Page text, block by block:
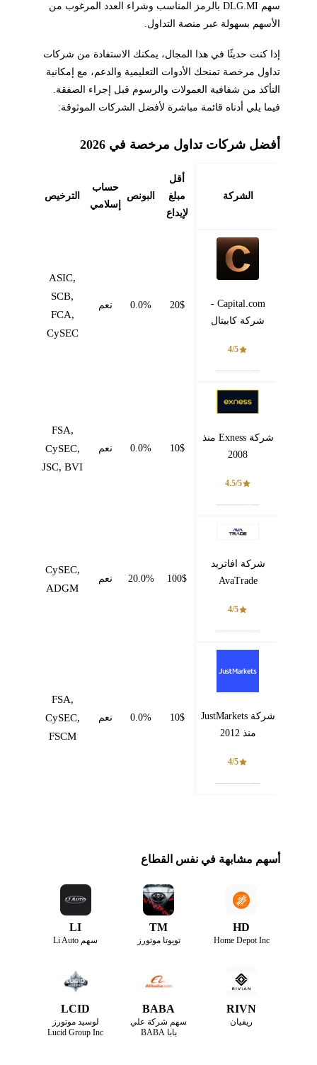
سهم DLG.MI بالرمز المناسب وشراء العدد المرغوب من
الأسهم بسهولة عبر منصة التداول.
إذا كنت حديثًا في هذا المجال، يمكنك الاستفادة من شركات
تداول مرخصة تمنحك الأدوات التعليمية والدعم، مع إمكانية
التأكد من شفافية العمولات والرسوم قبل إجراء الصفقة.
فيما يلي أدناه قائمة مباشرة لأفضل الشركات الموثوقة:
أفضل شركات تداول مرخصة في 2026
الشركة
أقل
مبلغ
لإيداع
البونص
حساب
إسلامي
الترخيص
Capital.com -
شركة كابيتال
4/5
20$
0.0% نعم
ASIC,
SCB,
FCA,
CySEC
شركة Exness منذ
2008
4.5/5
10$
0.0% نعم
FSA,
CySEC,
JSC, BVI
شركة افاتريد
AvaTrade
4/5
100$
20.0% نعم
CySEC,
ADGM
شركة JustMarkets
منذ 2012
4/5
10$
0.0% نعم
FSA,
CySEC,
FSCM
أسهم مشابهة في نفس القطاع
HD
Home Depot Inc
TM
تويوتا موتورز
LI
سهم Li Auto
RIVN
ريفيان
BABA
سهم شركة علي
بابا BABA
LCID
لوسيد موتورز
Lucid Group Inc